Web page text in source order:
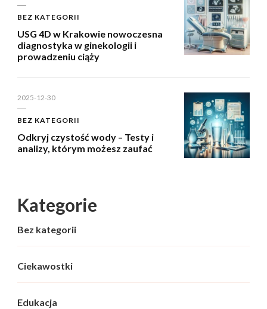
BEZ KATEGORII
USG 4D w Krakowie nowoczesna
diagnostyka w ginekologii i
prowadzeniu ciąży
2025-12-30
BEZ KATEGORII
Odkryj czystość wody – Testy i
analizy, którym możesz zaufać
Kategorie
Bez kategorii
Ciekawostki
Edukacja